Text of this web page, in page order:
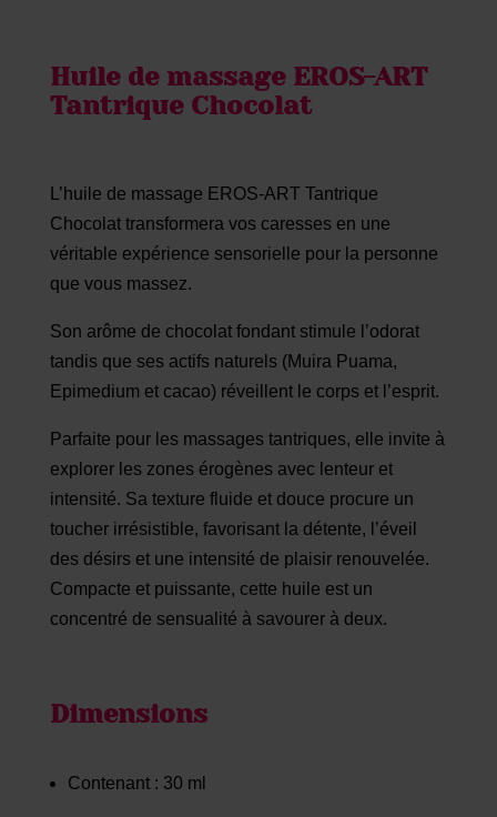
Huile de massage EROS-ART
Tantrique Chocolat
L’huile de massage EROS-ART Tantrique
Chocolat transformera vos caresses en une
véritable expérience sensorielle pour la personne
que vous massez.
Son arôme de chocolat fondant stimule l’odorat
tandis que ses actifs naturels (Muira Puama,
Epimedium et cacao) réveillent le corps et l’esprit.
Parfaite pour les massages tantriques, elle invite à
explorer les zones érogènes avec lenteur et
intensité. Sa texture fluide et douce procure un
toucher irrésistible, favorisant la détente, l’éveil
des désirs et une intensité de plaisir renouvelée.
Compacte et puissante, cette huile est un
concentré de sensualité à savourer à deux.
Dimensions
Contenant : 30 ml